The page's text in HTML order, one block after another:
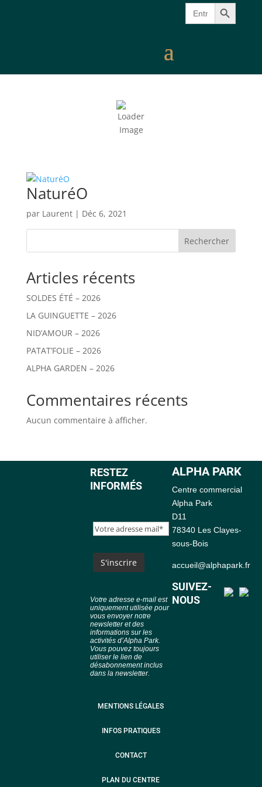
Search
for:
Search Button
NaturéO
par Laurent| Déc 6, 2021
Rechercher
Articles récents
SOLDES ÉTÉ – 2026
LA GUINGUETTE – 2026
NID’AMOUR – 2026
PATAT’FOLIE – 2026
ALPHA GARDEN – 2026
Commentaires récents
Aucun commentaire à afficher.
RESTEZ
INFORMÉS
Votre adresse e-mail est
uniquement utilisée pour
vous envoyer notre
newsletter et des
informations sur les
activités d’Alpha Park.
Vous pouvez toujours
utiliser le lien de
désabonnement inclus
dans la newsletter.
ALPHA PARK
Centre commercial
Alpha Park
D11
78340 Les Clayes-
sous-Bois
accueil@alphapark.fr
SUIVEZ-
NOUS
MENTIONS LÉGALES
INFOS PRATIQUES
CONTACT
PLAN DU CENTRE